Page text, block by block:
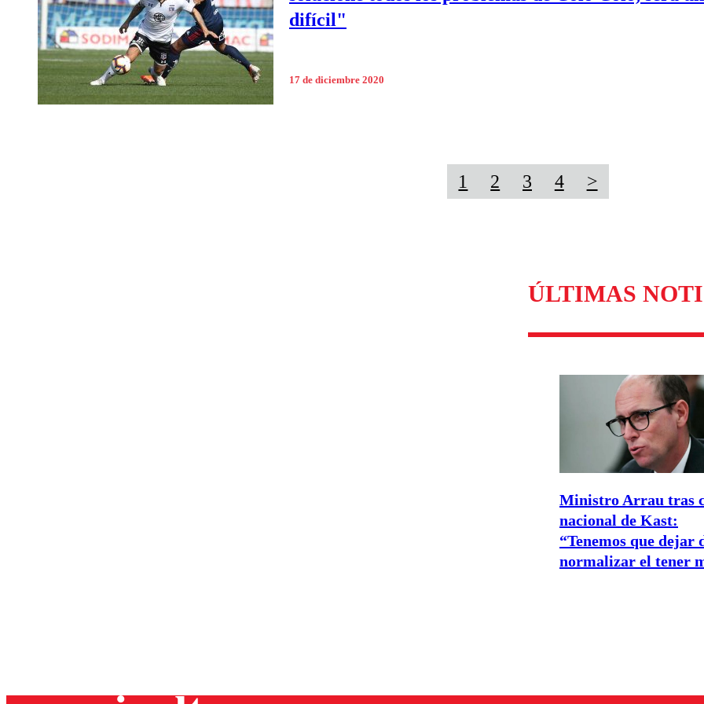
difícil"
17 de diciembre 2020
1 2 3 4 >
ÚLTIMAS
Ministro Arrau tras
nacional de Kast:
“Tenemos que dejar
normalizar el tener